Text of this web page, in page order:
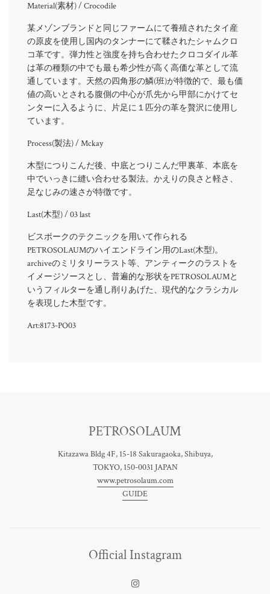
Material(素材) /Crocodile
某メゾンブランドと同じファームにて養殖されたタイ産
の原皮を使用し国内のタンナーにて鞣されたシャムクロ
コ革です。弾力性と強度を持ち合わせたクロコダイル革
は革の種類の中でも最も希少性が高く高価な革として流
通しています。天然の四角形の鱗(班)が特徴的で、最も価
値の高いとされる腹側の中心が爪先から甲部にかけてセ
ンターに入るように、片足に１匹分の革を贅沢に使用し
ています。
Process(製法) / Mckay
木型につりこんだ後、中底とつりこんだ甲裏革、本底を
中でいっきに縫い合わせる製法。かえりの良さと軽さ、
足なじみの速さが特徴です。
Last(木型) / 03 last
ビスポークのテクニックを用いて作られる
PETROSOLAUMのハイエンドライン用のLast(木型)。
archiveのミリタリーラスト等、アンティークのラストを
イメージソースとし、普遍的な形状をPETROSOLAUMと
いうフィルターを通し削りあげた、現代的なクラシカル
を表現した木型です。
Art:8173-PO03
PETROSOLAUM
Kitazawa Bldg 4F, 15-18 Sakuragaoka, Shibuya,
TOKYO, 150-0031 JAPAN
www.petrosolaum.com
GUIDE
Official Instagram